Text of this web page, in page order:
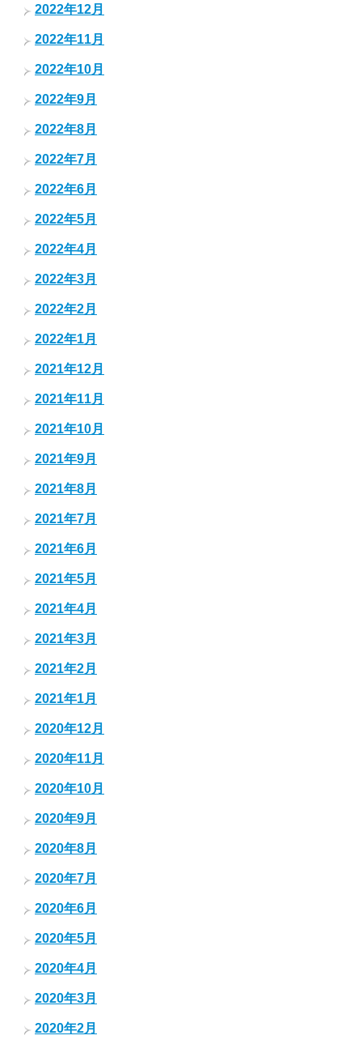
2022年12月
2022年11月
2022年10月
2022年9月
2022年8月
2022年7月
2022年6月
2022年5月
2022年4月
2022年3月
2022年2月
2022年1月
2021年12月
2021年11月
2021年10月
2021年9月
2021年8月
2021年7月
2021年6月
2021年5月
2021年4月
2021年3月
2021年2月
2021年1月
2020年12月
2020年11月
2020年10月
2020年9月
2020年8月
2020年7月
2020年6月
2020年5月
2020年4月
2020年3月
2020年2月